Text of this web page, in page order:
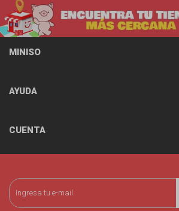
MINISO
AYUDA
CUENTA